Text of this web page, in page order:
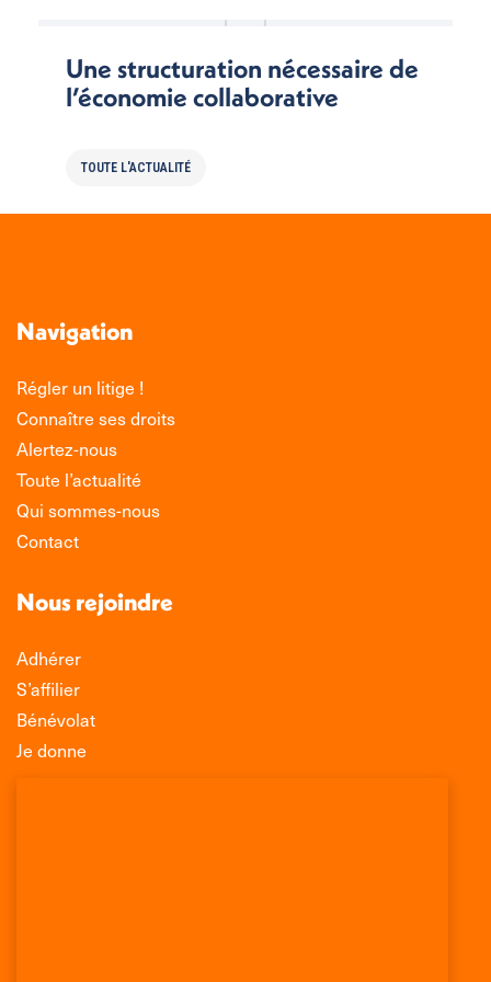
Une structuration nécessaire de
l’économie collaborative
TOUTE L'ACTUALITÉ
Navigation
Régler un litige !
Connaître ses droits
Alertez-nous
Toute l’actualité
Qui sommes-nous
Contact
Nous rejoindre
Adhérer
S’affilier
Bénévolat
Je donne